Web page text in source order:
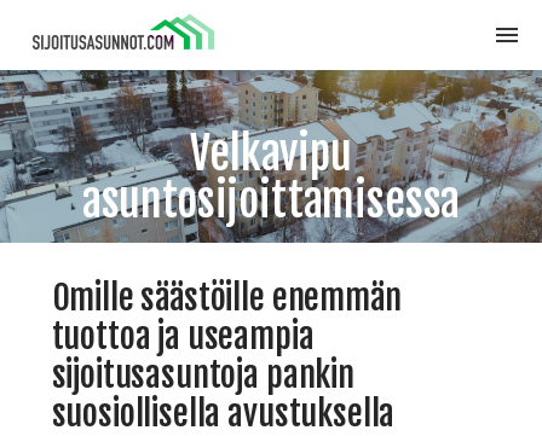
Velkavipu
asuntosijoittamisessa
Omille säästöille enemmän
tuottoa ja useampia
sijoitusasuntoja pankin
suosiollisella avustuksella